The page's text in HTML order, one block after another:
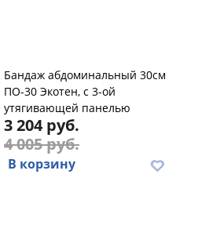
Бандаж абдоминальный 30см
ПО-30 Экотен, с 3-ой
утягивающей панелью
3 204 руб.
4 005 руб.
В корзину